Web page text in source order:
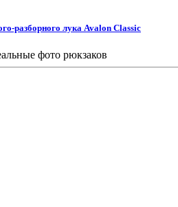
разборного лука Avalon Classic
фото рюкзаков